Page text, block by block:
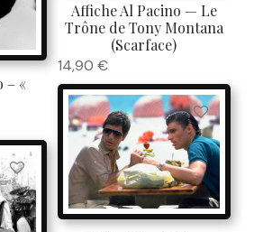
– «
Affiche Al Pacino — Le
Trône de Tony Montana
(Scarface)
14,90€